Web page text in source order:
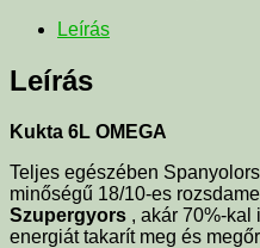
Leírás
Leírás
Kukta 6L OMEGA
Teljes egészében
minőségű 18/10-es
Szupergyors , akár 70%-kal
energiát takarít meg és